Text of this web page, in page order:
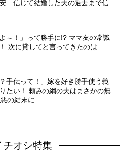
…信じて結婚した夫の過去まで信
よ～！」って勝手に!? ママ友の常識
次に貸してと言ってきたのは…
手伝って！」嫁を好き勝手使う義
たい！ 頼みの綱の夫はまさかの無
の結末に…
チオシ特集